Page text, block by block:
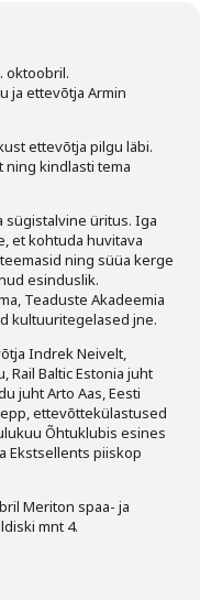
oktoobril.
ja ettevõtja Armin
ettevõtja pilgu läbi.
ning kindlasti tema
sügistalvine üritus. Iga
et kohtuda huvitava
ning süüa kerge
esinduslik.
Teaduste Akadeemia
kultuuritegelased jne.
Indrek Neivelt,
Rail Baltic Estonia juht
juht Arto Aas, Eesti
ettevõttekülastused
Õhtuklubis esines
Ekstsellents piiskop
Meriton spaa- ja
mnt 4.